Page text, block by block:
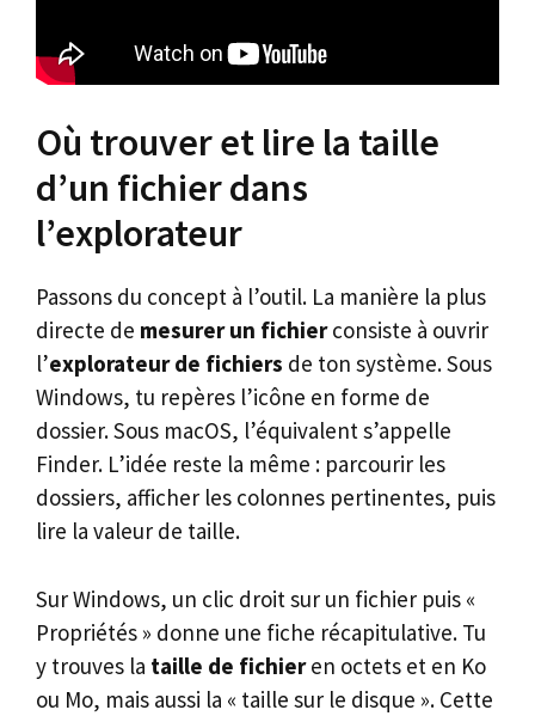
Où trouver et lire la taille
d’un fichier dans
l’explorateur
Passons du concept à l’outil. La manière la plus
directe de mesurer un fichierconsiste à ouvrir
l’explorateur de fichiers de ton système. Sous
Windows, tu repères l’icône en forme de
dossier. Sous macOS, l’équivalent s’appelle
Finder. L’idée reste la même : parcourir les
dossiers, afficher les colonnes pertinentes, puis
lire la valeur de taille.
Sur Windows, un clic droit sur un fichier puis «
Propriétés » donne une fiche récapitulative. Tu
y trouves la taille de fichieren octets et en Ko
ou Mo, mais aussi la « taille sur le disque ». Cette